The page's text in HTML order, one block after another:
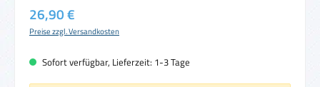
Regulärer Preis:
26,90 €
Preise zzgl. Versandkosten
Sofort verfügbar, Lieferzeit: 1-3 Tage